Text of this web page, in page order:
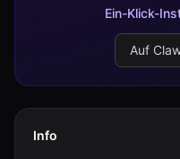
Ein-Klick-
Auf
Info